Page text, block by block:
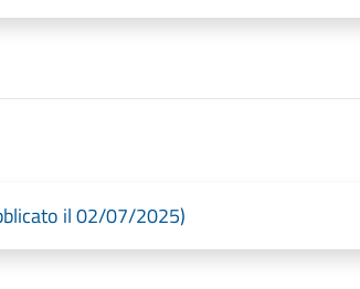
il 02/07/2025)